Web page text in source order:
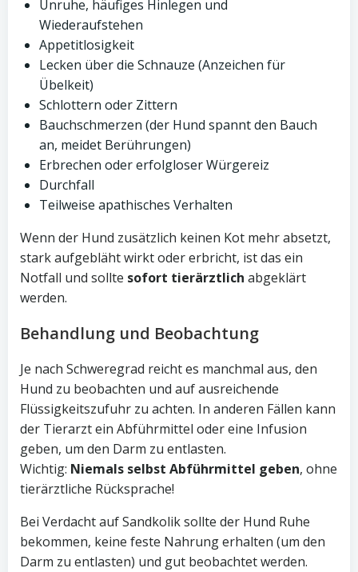
Unruhe, häufiges Hinlegen und
Wiederaufstehen
Appetitlosigkeit
Lecken über die Schnauze (Anzeichen für
Übelkeit)
Schlottern oder Zittern
Bauchschmerzen (der Hund spannt den Bauch
an, meidet Berührungen)
Erbrechen oder erfolgloser Würgereiz
Durchfall
Teilweise apathisches Verhalten
Wenn der Hund zusätzlich keinen Kot mehr absetzt,
stark aufgebläht wirkt oder erbricht, ist das ein
Notfall und sollte sofort tierärztlich abgeklärt
werden.
Behandlung und Beobachtung
Je nach Schweregrad reicht es manchmal aus, den
Hund zu beobachten und auf ausreichende
Flüssigkeitszufuhr zu achten. In anderen Fällen kann
der Tierarzt ein Abführmittel oder eine Infusion
geben, um den Darm zu entlasten.
Wichtig: Niemals selbst Abführmittel geben, ohne
tierärztliche Rücksprache!
Bei Verdacht auf Sandkolik sollte der Hund Ruhe
bekommen, keine feste Nahrung erhalten (um den
Darm zu entlasten) und gut beobachtet werden.